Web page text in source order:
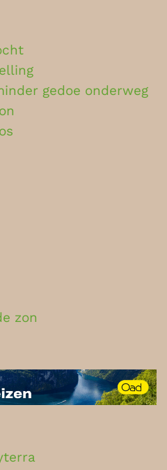
gedoe onderweg